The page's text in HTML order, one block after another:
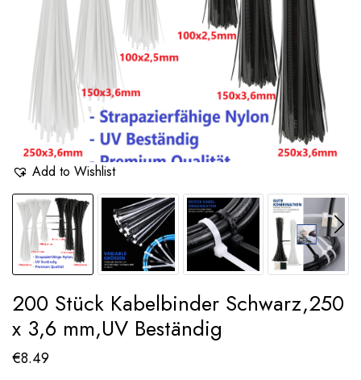
Add to Wishlist
200 Stück Kabelbinder Schwarz,250
x 3,6 mm,UV Beständig
€8.49